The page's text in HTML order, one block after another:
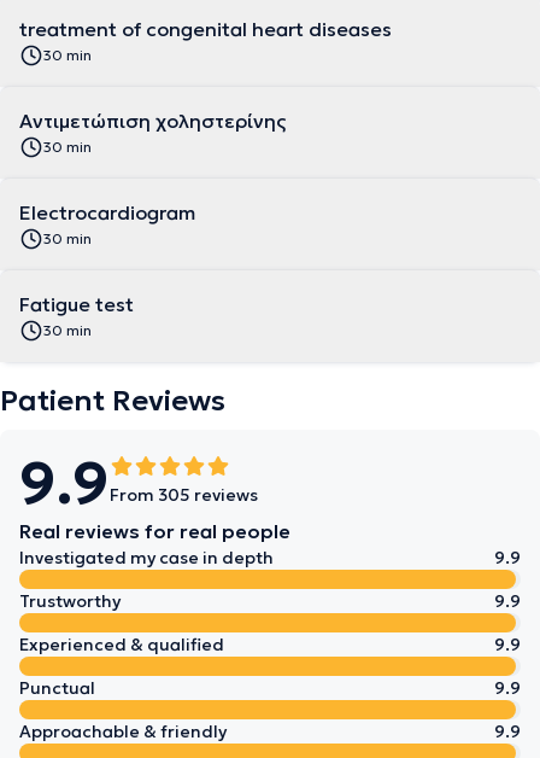
treatment of congenital heart diseases
30 min
Αντιμετώπιση χοληστερίνης
30 min
Electrocardiogram
30 min
Fatigue test
30 min
Patient Reviews
9.9 From 305 reviews
Real reviews for real people
Investigated my case in depth
9.9
Trustworthy
9.9
Experienced & qualified
9.9
Punctual
9.9
Approachable & friendly
9.9